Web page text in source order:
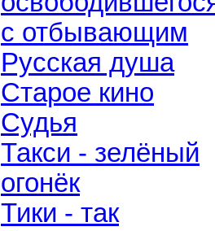
с отбывающим
Русская душа
Старое кино
Судья
Такси - зелёный
огонёк
Тики - так